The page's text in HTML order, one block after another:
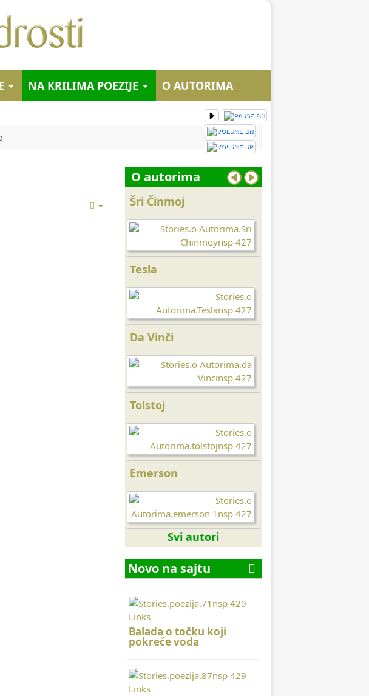
NA KRILIMA POEZIJE O AUTORIMA
O autorima
Šri Činmoj
Tesla
Da Vinči
Tolstoj
Emerson
Svi autori
Novo na sajtu
Balada o točku koji
pokreće voda